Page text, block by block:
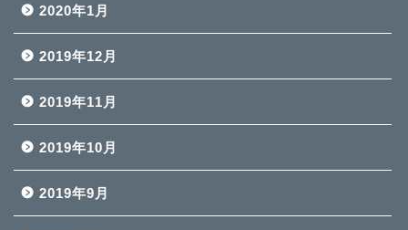
2020年1月
2019年12月
2019年11月
2019年10月
2019年9月